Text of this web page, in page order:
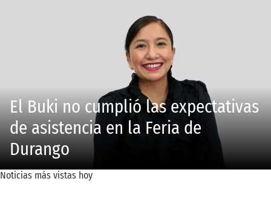
El Buki no cumplió las expectativas
de asistencia en la Feria de
Durango
Noticias más vistas hoy